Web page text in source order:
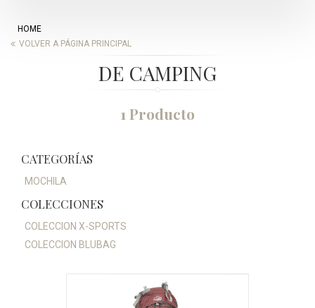
HOME
VOLVER A PÁGINA PRINCIPAL
DE CAMPING
1 Producto
CATEGORÍAS
MOCHILA
COLECCIONES
COLECCION X-SPORTS
COLECCION BLUBAG